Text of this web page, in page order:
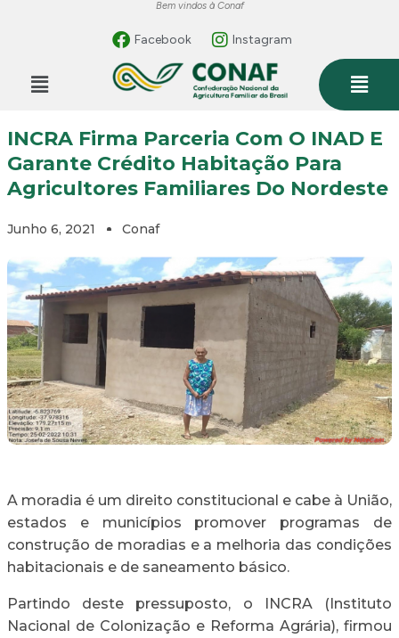
Bem vindos à Conaf
Facebook Instagram
INCRA Firma Parceria Com O INAD E
Garante Crédito Habitação Para
Agricultores Familiares Do Nordeste
Junho 6, 2021 Conaf
A moradia é um direito constitucional e cabe à União,
estados e municípios promover programas de
construção de moradias e a melhoria das condições
habitacionais e de saneamento básico.
Partindo deste pressuposto, o INCRA (Instituto
Nacional de Colonização e Reforma Agrária), firmou